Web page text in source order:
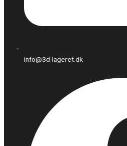
info@3d-lageret.dk